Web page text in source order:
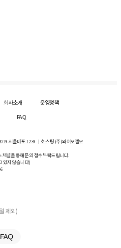
회사소개
운영정책
FAQ
서울마포-1239 ㅣ 호스팅 (주)와이오엘오
널을 통해 문의 접수 부탁드립니다.
있지 않습니다)
제외)
FAQ